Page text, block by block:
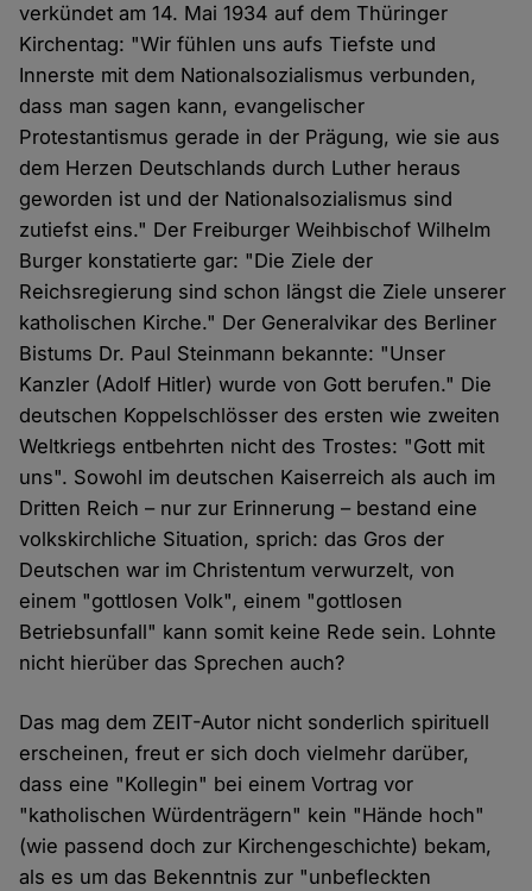
verkündet am 14. Mai 1934 auf dem Thüringer
Kirchentag: "Wir fühlen uns aufs Tiefste und
Innerste mit dem Nationalsozialismus verbunden,
dass man sagen kann, evangelischer
Protestantismus gerade in der Prägung, wie sie aus
dem Herzen Deutschlands durch Luther heraus
geworden ist und der Nationalsozialismus sind
zutiefst eins." Der Freiburger Weihbischof Wilhelm
Burger konstatierte gar: "Die Ziele der
Reichsregierung sind schon längst die Ziele unserer
katholischen Kirche." Der Generalvikar des Berliner
Bistums Dr. Paul Steinmann bekannte: "Unser
Kanzler (Adolf Hitler) wurde von Gott berufen." Die
deutschen Koppelschlösser des ersten wie zweiten
Weltkriegs entbehrten nicht des Trostes: "Gott mit
uns". Sowohl im deutschen Kaiserreich als auch im
Dritten Reich – nur zur Erinnerung – bestand eine
volkskirchliche Situation, sprich: das Gros der
Deutschen war im Christentum verwurzelt, von
einem "gottlosen Volk", einem "gottlosen
Betriebsunfall" kann somit keine Rede sein. Lohnte
nicht hierüber das Sprechen auch?
Das mag dem ZEIT-Autor nicht sonderlich spirituell
erscheinen, freut er sich doch vielmehr darüber,
dass eine "Kollegin" bei einem Vortrag vor
"katholischen Würdenträgern" kein "Hände hoch"
(wie passend doch zur Kirchengeschichte) bekam,
als es um das Bekenntnis zur "unbefleckten